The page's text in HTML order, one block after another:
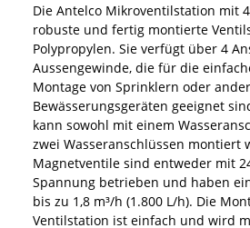
Die Antelco Mikroventilstation mit
robuste und fertig montierte
Polypropylen. Sie verfügt über 4
Aussengewinde, die für die
Montage von Sprinklern oder
Bewässerungsgeräten geeignet
kann sowohl mit einem
zwei Wasseranschlüssen montiert
Magnetventile sind entweder mit
Spannung betrieben und haben
bis zu 1,8 m³/h (1.800 L/h). Die
Ventilstation ist einfach und wird